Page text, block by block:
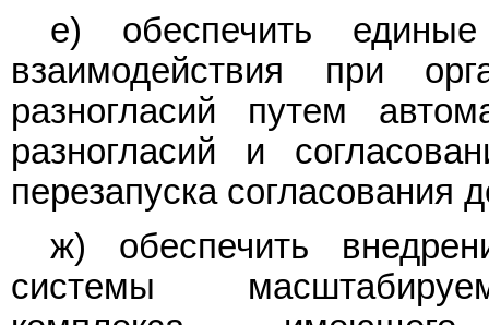
е) обеспечить единые
взаимодействия при
разногласий путем
разногласий и
перезапуска согласования
ж) обеспечить
системы